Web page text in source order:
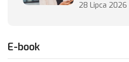
28 Lipca 2026
E-book